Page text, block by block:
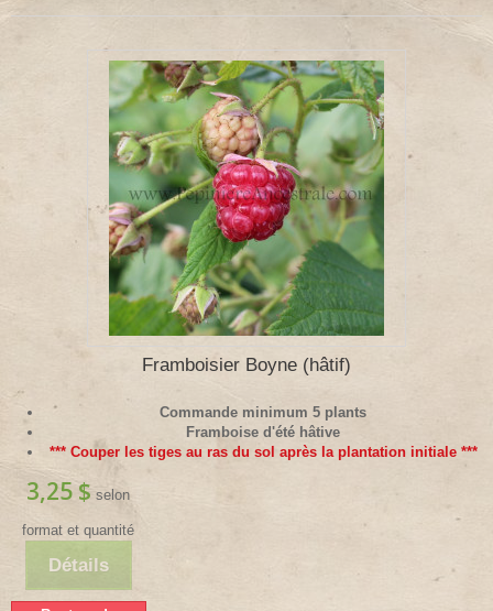
Framboisier Boyne (hâtif)
Commande minimum 5 plants
Framboise d'été hâtive
*** Couper les tiges au ras du sol après la plantation initiale ***
3,25 $ selon
format et quantité
Détails